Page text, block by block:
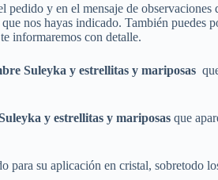
pedido y en el mensaje de
nos hayas indicado. También puedes
informaremos con detalle.
Suleyka y estrellitas y mariposas
y estrellitas y mariposas que
para su aplicación en cristal, sobretodo